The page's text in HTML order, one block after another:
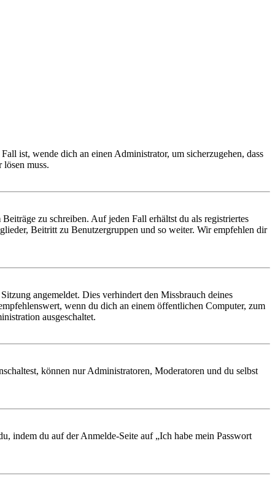
ist, wende dich an einen Administrator, um sicherzugehen, dass
muss.
zu schreiben. Auf jeden Fall erhältst du als registriertes
Beitritt zu Benutzergruppen und so weiter. Wir empfehlen dir
angemeldet. Dies verhindert den Missbrauch deines
wenn du dich an einem öffentlichen Computer, zum
ausgeschaltet.
können nur Administratoren, Moderatoren und du selbst
indem du auf der Anmelde-Seite auf „Ich habe mein Passwort